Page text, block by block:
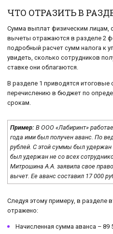
ЧТО ОТРАЗИТЬ В
Сумма выплат физическим лицам,
вычеты отражаются в разделе 2
подробный расчет сумм налога к
увидеть, сколько сотрудников
ставке они облагаются.
В разделе 1 приводятся
перечислению в бюджет по
срокам.
Пример: В ООО «Лабиринт»
года ими был получен аванс. По
рублей. С этой суммы был
был удержан не со всех
Митрошина А.А. заявила свое
вычет. Ее аванс составил 17 000
Следуя этому примеру, в
отражено:
Начисленная сумма аванса – 89